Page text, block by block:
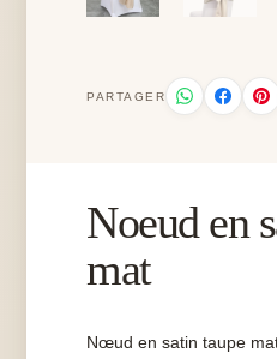
PARTAGER
Noeud en
mat
Nœud en satin taupe